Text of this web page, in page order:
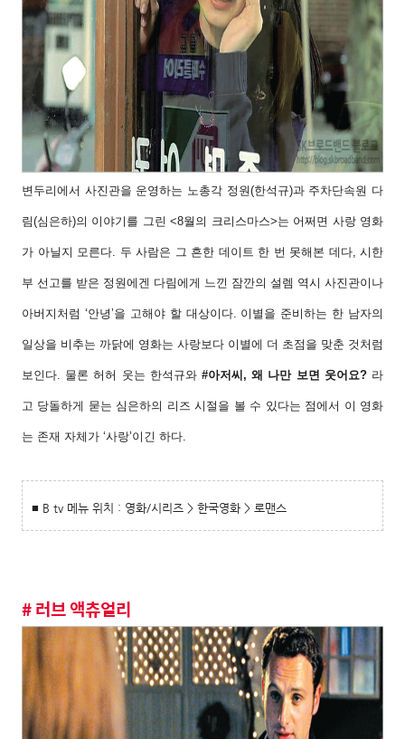
변두리에서 사진관을 운영하는 노총각 정원(한석규)과 주차단속원 다
림(심은하)의 이야기를 그린 <8월의 크리스마스>는 어쩌면 사랑 영화
가 아닐지 모른다. 두 사람은 그 흔한 데이트 한 번 못해본 데다, 시한
부 선고를 받은 정원에겐 다림에게 느낀 잠깐의 설렘 역시 사진관이나
아버지 처럼 ‘안녕’을 고해야 할 대상이다. 이별을 준비하는 한 남자의
일상을 비추는 까닭에 영화는 사랑보다 이별에 더 초점을 맞춘 것처럼
보인다. 물론 허허 웃는 한석규와#아저씨, 왜 나만 보면 웃어요? 라
고 당돌하게 묻는 심은하의 리즈시절을 볼 수 있다는 점에서 이 영화
는 존재 자체가 ‘사랑’이긴 하다.
■ B tv 메뉴 위치 : 영화/시리즈 > 한국영화 > 로맨스
# 러브 액츄얼리